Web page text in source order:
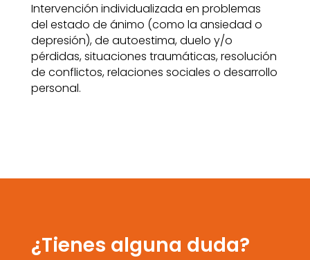
Intervención individualizada en problemas
del estado de ánimo (como la ansiedad o
depresión), de autoestima, duelo y/o
pérdidas, situaciones traumáticas, resolución
de conflictos, relaciones sociales o desarrollo
personal.
¿Tienes alguna duda?